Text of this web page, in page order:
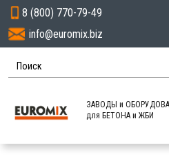
info@euromix.biz
8 (800) 770-79-49
ЗАВОДЫ и
для БЕТОНА и ЖБИ